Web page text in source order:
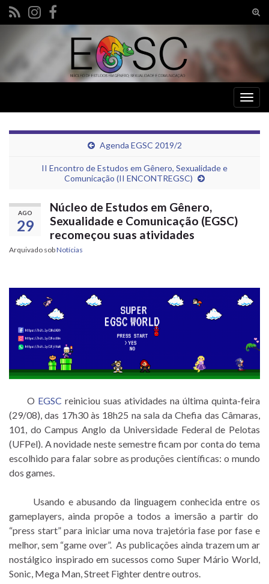
Search for:
Agenda EGSC 2019/2
II Encontro de Estudos em Gênero, Sexualidade e
Comunicação (II ENCONTREGSC)
AGO
29
Núcleo de Estudos em Gênero,
Sexualidade e Comunicação (EGSC)
recomeçou suas atividades
Arquivado sobNotícias
O EGSC reiniciou suas atividades na última quinta-feira
(29/08), das 17h30 às 18h25 na sala da Chefia das Câmaras,
101, do Campus Anglo da Universidade Federal de Pelotas
(UFPel). A novidade neste semestre ficam por conta do tema
escolhido para falar sobre as produções científicas: o mundo
dos games.
Usando e abusando da linguagem conhecida entre os
gameplayers, ainda propõe a todos a imersão a partir do
“press start” para iniciar uma nova trajetória fase por fase e
melhor, sem “game over”. As publicações ainda trazem um ar
nostálgico inspirado em sucessos como Super Mário World,
Sonic, Mega Man, Street Fighter dentre outros.